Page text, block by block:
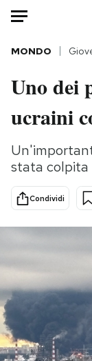
HOME
Italia
Politica
Tecnologia
Internet
Economia
PODCAST
MONDO
Uno dei
ucraini
stata colpita
Condividi